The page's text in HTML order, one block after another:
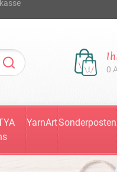
0
YarnArtSonderposten